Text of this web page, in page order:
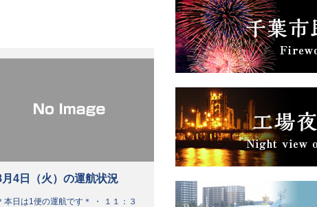
月4日（火）の運航状況
本日は1便の運航です＊ ・ １１：３